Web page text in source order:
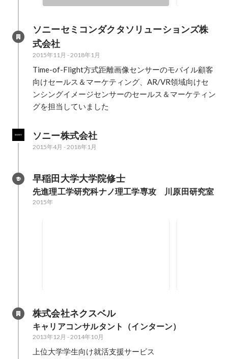
ソニーセミコンダクタソリューションズ株
式会社
2015年11月 -2018年1月
Time-of-Flight方式距離画像センサーのモバイル顧客
向けセールス＆マーケティング、AR/VR領域向けセ
ンシングイメージセンサーのセールス＆マーケティン
グを担当していました
ソニー株式会社
2015年4月 -2018年1月
早稲田大学大学院修士
先進理工学研究科ナノ理工学専攻　川原田研究室
2015年
株式会社ネクスベル
キャリアコンサルタント（インターン）
2013年12月 -2014年10月
上位大学学生向け就活支援サービス